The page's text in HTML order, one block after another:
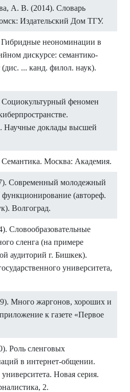
А. В. (2014). Словарь
Издательский Дом ТГУ.
неономинации в
дискурсе: семантико-
... канд. филол. наук).
феномен
Научные доклады высшей
Москва: Академия.
Современный молодежный
(автореф.
Волгоград.
Словообразовательные
сленга (на примере
аудиторий г. Бишкек).
университета,
Много жаргонов, хороших и
к газете «Первое
Роль сленговых
в интернет-общении.
Новая серия.
2.